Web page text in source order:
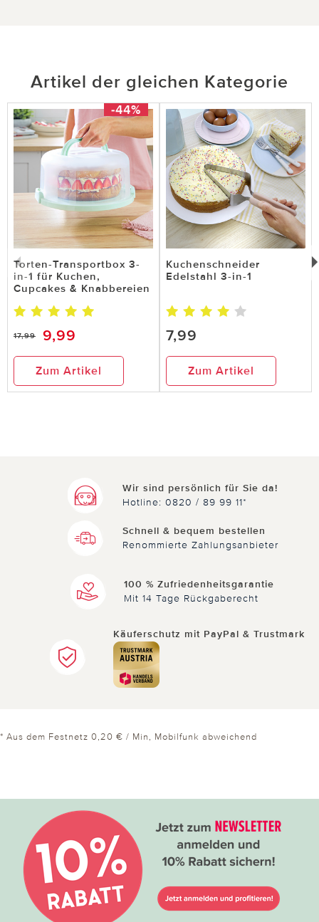
Artikel der gleichen Kategorie
-44%
Torten-Transportbox 3-
in-1 für Kuchen,
Cupcakes & Knabbereien
17,99 9,99
Zum Artikel
Kuchenschneider
Edelstahl 3-in-1
7,99
Zum Artikel
Wir sind persönlich für Sie da!
Hotline: 0820 / 89 99 11*
Schnell & bequem bestellen
Renommierte Zahlungsanbieter
100 % Zufriedenheitsgarantie
Mit 14 Tage Rückgaberecht
Käuferschutz mit PayPal & Trustmark
* Aus dem Festnetz 0,20 € / Min, Mobilfunk abweichend